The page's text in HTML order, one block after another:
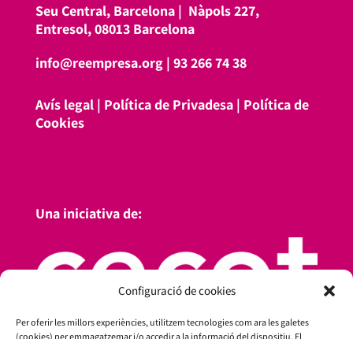
Configuració de cookies
Per oferir les millors experiències, utilitzem tecnologies com ara les galetes
(cookies) per emmagatzemar i/o accedir a la informació del dispositiu. El
Seu Central, Barcelona | Nàpols 227,
Entresol, 08013 Barcelona
info@reempresa.org| 93 266 74 38
Avís legal| Política de Privadesa| Política de
Cookies
Una iniciativa de: